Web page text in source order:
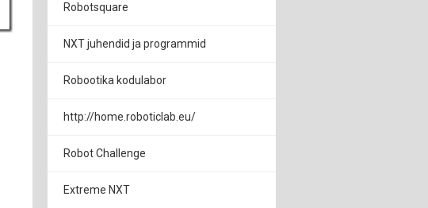
Robotsquare
NXT juhendid ja programmid
Robootika kodulabor
http://home.roboticlab.eu/
Robot Challenge
Extreme NXT